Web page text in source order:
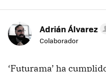
Adrián Álvarez
Colaborador
‘Futurama’ ha